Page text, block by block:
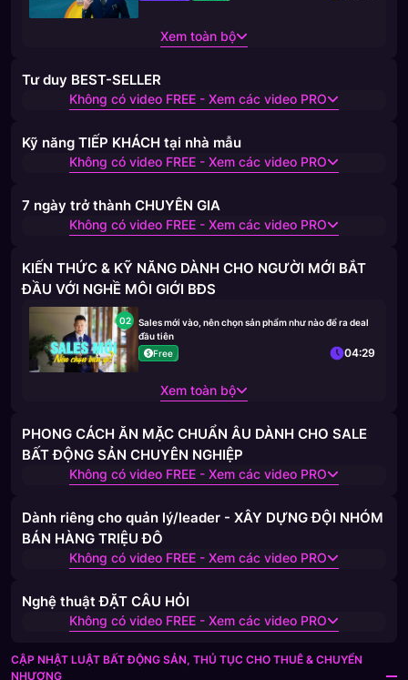
Xem toàn bộ
Tư duy BEST-SELLER
Không có video FREE - Xem các video PRO
Kỹ năng TIẾP KHÁCH tại nhà mẫu
Không có video FREE - Xem các video PRO
7 ngày trở thành CHUYÊN GIA
Không có video FREE - Xem các video PRO
KIẾN THỨC & KỸ NĂNG DÀNH CHO NGƯỜI MỚI BẮT
ĐẦU VỚI NGHỀ MÔI GIỚI BĐS
02
Sales mới vào, nên chọn sản phẩm như nào để ra deal
đầu tiên
Free
04:29
Xem toàn bộ
PHONG CÁCH ĂN MẶC CHUẨN ÂU DÀNH CHO SALE
BẤT ĐỘNG SẢN CHUYÊN NGHIỆP
Không có video FREE - Xem các video PRO
Dành riêng cho quản lý/leader - XÂY DỰNG ĐỘI NHÓM
BÁN HÀNG TRIỆU ĐÔ
Không có video FREE - Xem các video PRO
Nghệ thuật ĐẶT CÂU HỎI
Không có video FREE - Xem các video PRO
CẬP NHẬT LUẬT BẤT ĐỘNG SẢN, THỦ TỤC CHO THUÊ & CHUYỂN
NHƯỢNG